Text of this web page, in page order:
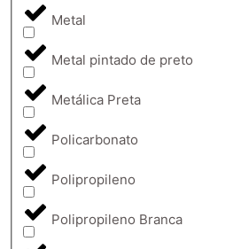
Metal
Metal pintado de preto
Metálica Preta
Policarbonato
Polipropileno
Polipropileno Branca